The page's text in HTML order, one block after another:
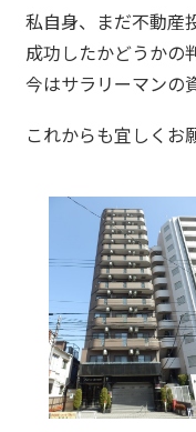
私自身、まだ不動産
成功したかどうかの
今はサラリーマンの
これからも宜しくお